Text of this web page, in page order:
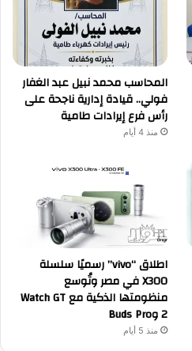
المحاسب محمد نبيل عبد الغفار
فولي.. قيادة إدارية ناجحة على
رأس فرع إيرادات طامية
منذ 4 أيام
اطلاق “vivo” رسميًا سلسلة
X300 في مصر وتُوسع
منظومتها الذكية مع Watch GT
2 وBuds Pro
منذ 5 أيام